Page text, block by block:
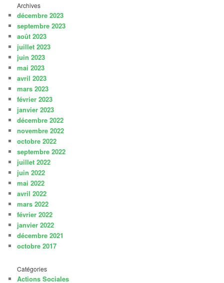
Archives
décembre 2023
septembre 2023
août 2023
juillet 2023
juin 2023
mai 2023
avril 2023
mars 2023
février 2023
janvier 2023
décembre 2022
novembre 2022
octobre 2022
septembre 2022
juillet 2022
juin 2022
mai 2022
avril 2022
mars 2022
février 2022
janvier 2022
décembre 2021
octobre 2017
Catégories
Actions Sociales